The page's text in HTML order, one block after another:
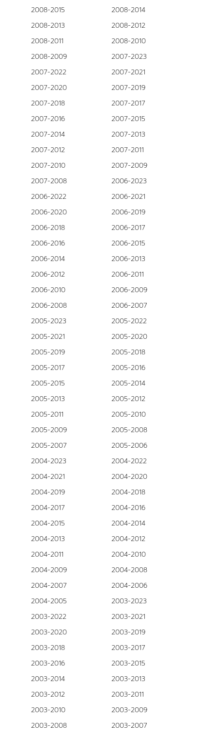
2008-2015
2008-2014
2008-2013
2008-2012
2008-2011
2008-2010
2008-2009
2007-2023
2007-2022
2007-2021
2007-2020
2007-2019
2007-2018
2007-2017
2007-2016
2007-2015
2007-2014
2007-2013
2007-2012
2007-2011
2007-2010
2007-2009
2007-2008
2006-2023
2006-2022
2006-2021
2006-2020
2006-2019
2006-2018
2006-2017
2006-2016
2006-2015
2006-2014
2006-2013
2006-2012
2006-2011
2006-2010
2006-2009
2006-2008
2006-2007
2005-2023
2005-2022
2005-2021
2005-2020
2005-2019
2005-2018
2005-2017
2005-2016
2005-2015
2005-2014
2005-2013
2005-2012
2005-2011
2005-2010
2005-2009
2005-2008
2005-2007
2005-2006
2004-2023
2004-2022
2004-2021
2004-2020
2004-2019
2004-2018
2004-2017
2004-2016
2004-2015
2004-2014
2004-2013
2004-2012
2004-2011
2004-2010
2004-2009
2004-2008
2004-2007
2004-2006
2004-2005
2003-2023
2003-2022
2003-2021
2003-2020
2003-2019
2003-2018
2003-2017
2003-2016
2003-2015
2003-2014
2003-2013
2003-2012
2003-2011
2003-2010
2003-2009
2003-2008
2003-2007